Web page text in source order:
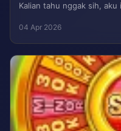
Kalian tahu nggak sih,
04 Apr 2026